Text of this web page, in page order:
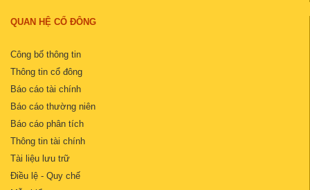
QUAN HỆ CỔ ĐÔNG
Công bố thông tin
Thông tin cổ đông
Báo cáo tài chính
Báo cáo thường niên
Báo cáo phân tích
Thông tin tài chính
Tài liệu lưu trữ
Điều lệ - Quy chế